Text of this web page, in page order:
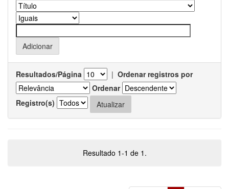
Resultados/Página | Ordenar registros por
Ordenar
Registro(s)
Resultado 1-1 de 1.